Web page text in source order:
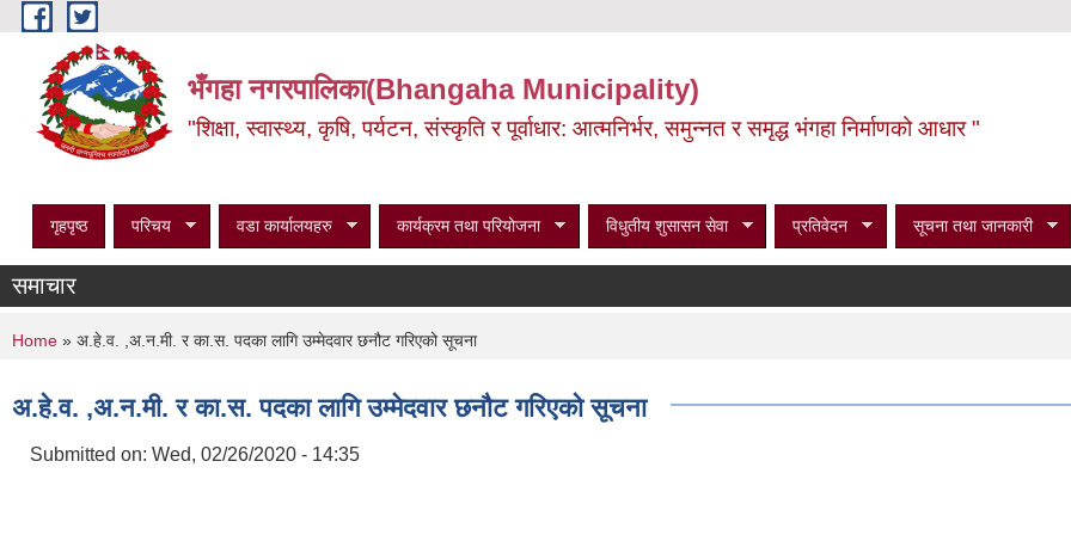
Skip to main content
भँगहा नगरपालिका(Bhangaha Municipality)
"शिक्षा, स्वास्थ्य, कृषि, पर्यटन, संस्कृति र पूर्वाधार: आत्मनिर्भर, समुन्नत र समृद्ध भंगहा निर्माणको आधार "
गृहपृष्ठ परिचय वडा कार्यालयहरु कार्यक्रम तथा परियोजना विधुतीय शुसासन सेवा प्रतिवेदन सूचना तथा जानकारी
समाचार
You are here
Home » अ.हे.व. ,अ.न.मी. र का.स. पदका लागि उम्मेदवार छनौट गरिएको सूचना
अ.हे.व. ,अ.न.मी. र का.स. पदका लागि उम्मेदवार छनौट गरिएको सूचना
Submitted on: Wed, 02/26/2020 - 14:35